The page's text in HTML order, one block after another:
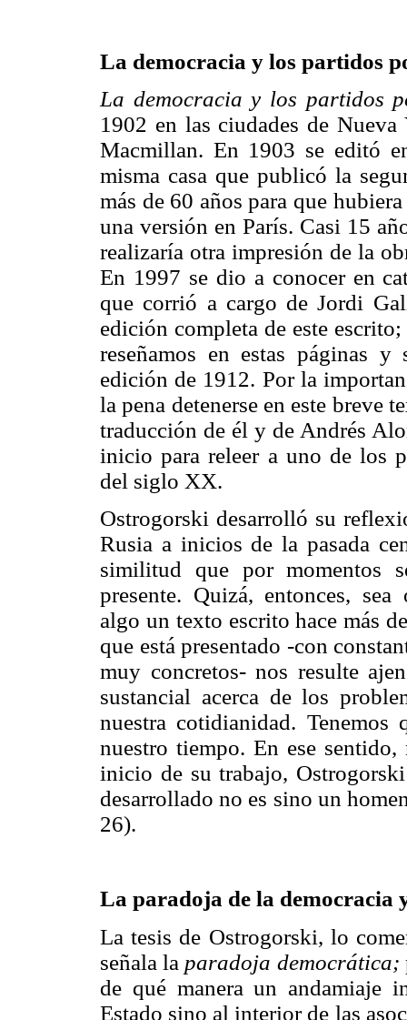
La democracia y los partidos
La democracia y los partidos
1902 en las ciudades de
Macmillan. En 1903 se editó
misma casa que publicó la
más de 60 años para que
una versión en París. Casi 15
realizaría otra impresión de la
En 1997 se dio a conocer en
que corrió a cargo de Jordi
edición completa de este
reseñamos en estas páginas
edición de 1912. Por la
la pena detenerse en este breve
traducción de él y de Andrés
inicio para releer a uno de los
del siglo XX.
Ostrogorski desarrolló su
Rusia a inicios de la pasada
similitud que por momentos
presente. Quizá, entonces,
algo un texto escrito hace más
que está presentado -con
muy concretos- nos resulte
sustancial acerca de los
nuestra cotidianidad. Tenemos
nuestro tiempo. En ese
inicio de su trabajo,
desarrollado no es sino un
26).
La paradoja de la democracia
La tesis de Ostrogorski, lo
señala la paradoja democrática;
de qué manera un andamiaje
Estado sino al interior de las